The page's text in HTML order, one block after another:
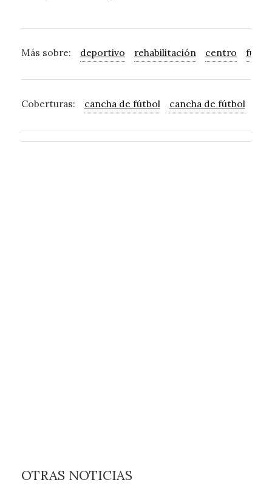
Más sobre: deportivo rehabilitación centro
Coberturas: cancha de fútbol cancha de fútbol
OTRAS NOTICIAS